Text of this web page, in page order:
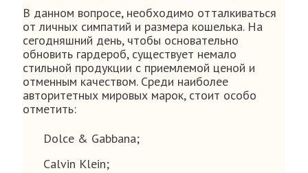
В данном вопросе, необходимо отталкиваться
от личных симпатий и размера кошелька. На
сегодняшний день, чтобы основательно
обновить гардероб, существует немало
стильной продукции с приемлемой ценой и
отменным качеством. Среди наиболее
авторитетных мировых марок, стоит особо
отметить:
Dolce & Gabbana;
Calvin Klein;